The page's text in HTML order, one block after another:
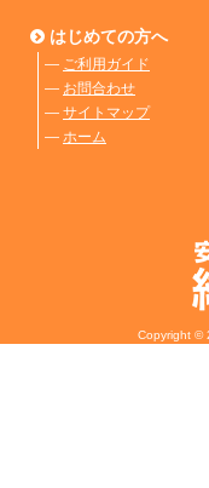
はじめての方へ
― ご利用ガイド
― お問合わせ
― サイトマップ
― ホーム
Copyright ©